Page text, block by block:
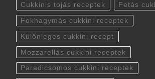
Cukkinis tojás receptek Fetás
Fokhagymás cukkini receptek
Különleges cukkini recept
Mozzarellás cukkini receptek
Paradicsomos cukkini receptek